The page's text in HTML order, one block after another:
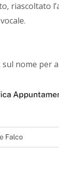
riascoltato
sul nome per